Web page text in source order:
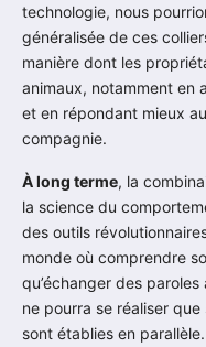
technologie, nous
généralisée de ces
manière dont les
animaux, notamment en
et en répondant mieux
compagnie.
À long terme, la
la science du
des outils
monde où comprendre
qu’échanger des
ne pourra se réaliser
sont établies en parallèle.